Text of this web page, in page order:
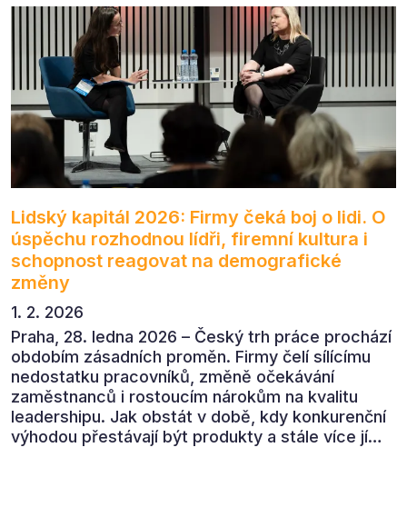
Lidský kapitál 2026: Firmy čeká boj o lidi. O
úspěchu rozhodnou lídři, firemní kultura i
schopnost reagovat na demografické
změny
1. 2. 2026
Praha, 28. ledna 2026 – Český trh práce prochází
obdobím zásadních proměn. Firmy čelí sílícímu
nedostatku pracovníků, změně očekávání
zaměstnanců i rostoucím nárokům na kvalitu
leadershipu. Jak obstát v době, kdy konkurenční
výhodou přestávají být produkty a stále více jí